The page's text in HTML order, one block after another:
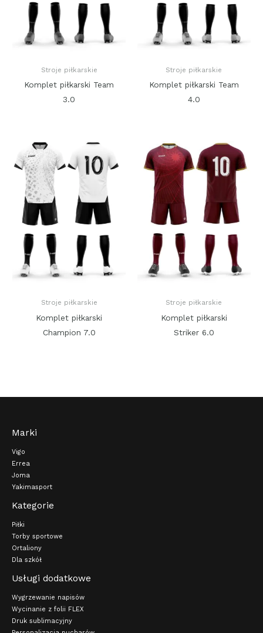
Stroje piłkarskie
Komplet piłkarski Team
3.0
Stroje piłkarskie
Komplet piłkarski Team
4.0
Stroje piłkarskie
Komplet piłkarski
Champion 7.0
Stroje piłkarskie
Komplet piłkarski
Striker 6.0
Marki
Vigo
Errea
Joma
Yakimasport
Kategorie
Piłki
Torby sportowe
Ortaliony
Dla szkół
Usługi dodatkowe
Wygrzewanie napisów
Wycinanie z folii FLEX
Druk sublimacyjny